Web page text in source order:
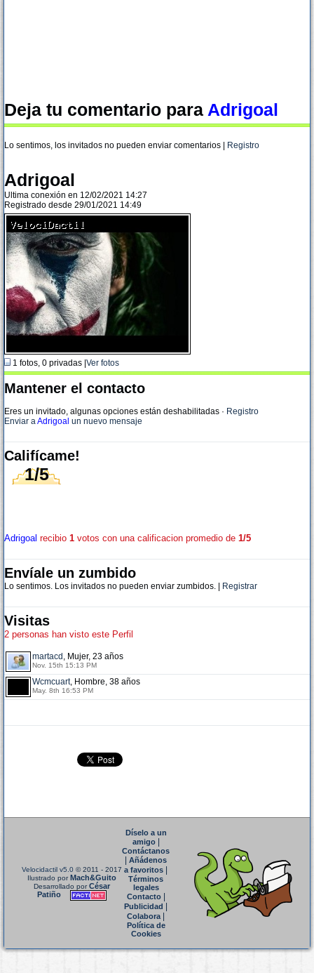
Deja tu comentario para Adrigoal
Lo sentimos, los invitados no pueden enviar comentarios | Registro
Adrigoal
Ultima conexión en 12/02/2021 14:27
Registrado desde 29/01/2021 14:49
1 fotos, 0 privadas | Ver fotos
Mantener el contacto
Eres un invitado, algunas opciones están deshabilitadas · Registro
Enviar aAdrigoal un nuevo mensaje
Califícame!
1/5
Adrigoal recibio 1 votos con una calificacion promedio de 1/5
Envíale un zumbido
Lo sentimos. Los invitados no pueden enviar zumbidos. | Registrar
Visitas
2 personas han visto este Perfil
martacd , Mujer, 23 años
Nov. 15th 15:13 PM
Wcmcuart, Hombre, 38 años
May. 8th 16:53 PM
Velocidactil v5.0 © 2011 - 2017
Ilustrado porMach&Guito
Desarrollado porCésar
Patiño
Díselo a un
amigo|
Contáctanos
Añádenos
a favoritos
Términos
legales
Contacto|
Publicidad
Colabora|
Política de
Cookies